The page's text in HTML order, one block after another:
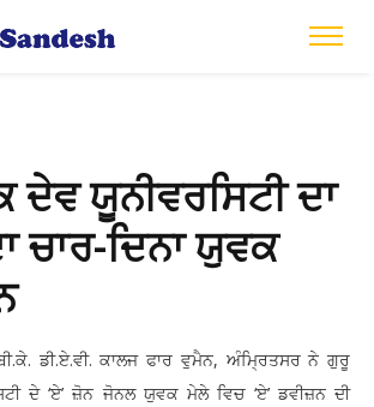
ਦੇਵ ਯੂਨੀਵਰਸਿਟੀ ਦਾ
ਚਾਰ-ਦਿਨਾ ਯੁਵਕ
ਡੀ.ਏ.ਵੀ. ਕਾਲਜ ਫਾਰ ਵੁਮੈਨ, ਅੰਮ੍ਰਿਤਸਰ ਨੇ ਗੁਰੂ
ਦੇ ‘ਏ’ ਜ਼ੋਨ ਜੋਨਲ ਯੁਵਕ ਮੇਲੇ ਵਿਚ ‘ਏ’ ਡਵੀਜ਼ਨ ਦੀ